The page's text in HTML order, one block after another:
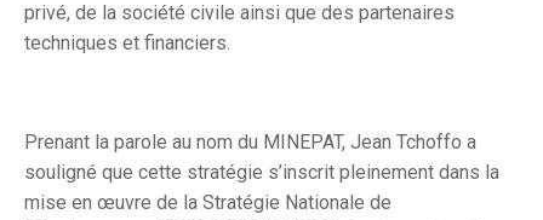
privé, de la société civile ainsi que des partenaires
techniques et financiers.
Prenant la parole au nom du MINEPAT, Jean Tchoffo a
souligné que cette stratégie s’inscrit pleinement dans la
mise en œuvre de la Stratégie Nationale de